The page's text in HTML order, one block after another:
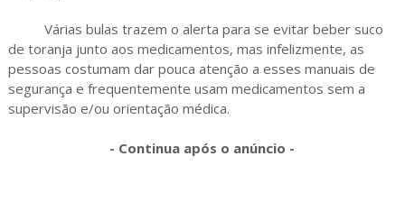
Várias bulas trazem o alerta para se evitar beber suco
de toranja junto aos medicamentos, mas infelizmente, as
pessoas costumam dar pouca atenção a esses manuais de
segurança e frequentemente usam medicamentos sem a
supervisão e/ou orientação médica.
- Continua após o anúncio -